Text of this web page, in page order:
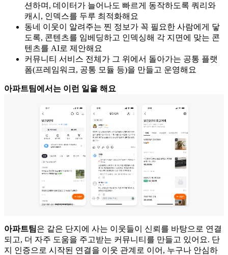
션하며, 데이터가 늘어나도 빠르게 동작하도록 쿼리와
캐시, 인덱스를 두루 최적화해요
동네 이웃이 알려주는 찐 정보가 꼭 필요한 사람에게 닿
도록, 콘텐츠를 임베딩하고 인덱싱해 각 지면에 맞는 콘
텐츠를 AI로 제안해요
커뮤니티 서비스 전체가 그 위에서 돌아가는 공통 플랫
폼(프레임워크, 공통 모듈 등)을 만들고 운영해요
아파트팀에서는 이런 일을 해요
아파트팀은 같은 단지에 사는 이웃들이 신뢰를 바탕으로 연결
되고, 더 자주 도움을 주고받는 커뮤니티를 만들고 있어요. 단
지 인증으로 시작된 연결을 이웃 관계로 이어, 누구나 안심하